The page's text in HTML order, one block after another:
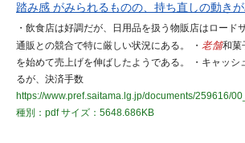
踏み感 がみられるものの、持ち直しの動き
・飲食店は好調だが、日用品を扱う物販店はロード
通販との競合で特に厳しい状況にある。 ・ 老舗和菓
を始めて売上げを伸ばしたようである。 ・キャッシ
るが、決済手数
https://www.pref.saitama.lg.jp/documents/259616/
種別：pdfサイズ：5648.686KB